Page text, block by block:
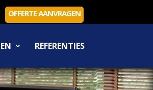
OFFERTE AANVRAGEN
REFERENTIES